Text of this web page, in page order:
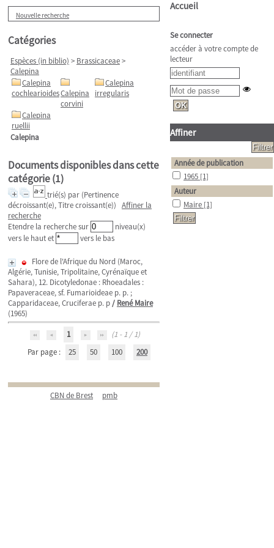
Nouvelle recherche
Catégories
Espèces (in biblio) > Brassicaceae>
Calepina
Calepina
cochlearioidesCalepina
corvini
Calepina
irregularis
Calepina
ruellii
Calepina
Documents disponibles dans cette
catégorie (1)
trié(s) par (Pertinence
décroissant(e), Titre croissant(e)) Affiner la
recherche
Etendre la recherche sur
niveau(x)
vers le haut et
vers le bas
Flore de l'Afrique du Nord (Maroc,
Algérie, Tunisie, Tripolitaine, Cyrénaïque et
Sahara), 12. Dicotyledonae : Rhoeadales :
Papaveraceae, sf. Fumarioideae p. p. ;
Capparidaceae, Cruciferae p. p/ René Maire
(1965)
1
(1 - 1 / 1)
Par page :
25 50 100 200
CBN de Brest pmb
Accueil
Se connecter
accéder à votre compte de
lecteur
Affiner
Année de publication
1965 [1]
Auteur
Maire [1]